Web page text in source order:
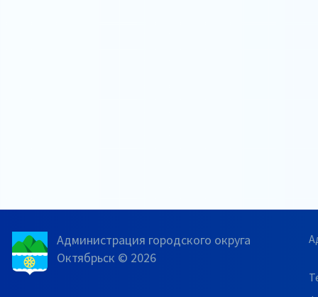
Администрация городского округа
Октябрьск © 2026